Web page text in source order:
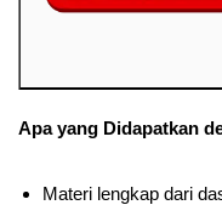
Apa yang Didapatkan
Materi lengkap dari